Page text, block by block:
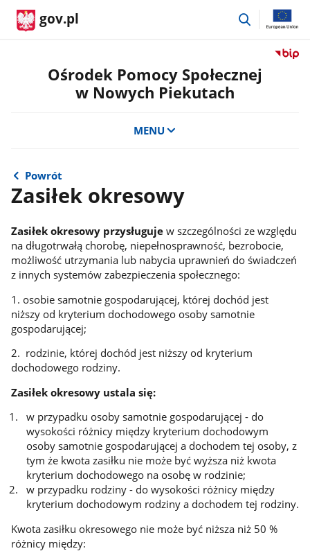
gov.pl
przejdź
Przejdź
Ośrodek Pomocy Społecznej
w Nowych Piekutach
MENU
Powrót
Zasiłek okresowy
Zasiłek okresowy przysługujew szczególności ze względu
na długotrwałą chorobę, niepełnosprawność, bezrobocie,
możliwość utrzymania lub nabycia uprawnień do świadczeń
z innych systemów zabezpieczenia społecznego:
1. osobie samotnie gospodarującej, której dochód jest
niższy od kryterium dochodowego osoby samotnie
gospodarującej;
2. rodzinie, której dochód jest niższy od kryterium
dochodowego rodziny.
Zasiłek okresowy ustala się:
w przypadku osoby samotnie gospodarującej - do
wysokości różnicy między kryterium dochodowym
osoby samotnie gospodarującej a dochodem tej osoby, z
tym że kwota zasiłku nie może być wyższa niż kwota
kryterium dochodowego na osobę w rodzinie;
w przypadku rodziny - do wysokości różnicy między
kryterium dochodowym rodziny a dochodem tej rodziny.
Kwota zasiłku okresowego nie może być niższa niż 50 %
różnicy między: